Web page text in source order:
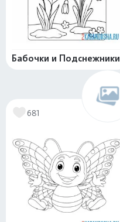
Бабочки и Подснежники
681